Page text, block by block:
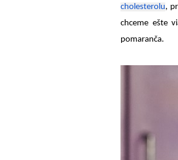
cholesterolu,
chceme ešte
pomaranča.